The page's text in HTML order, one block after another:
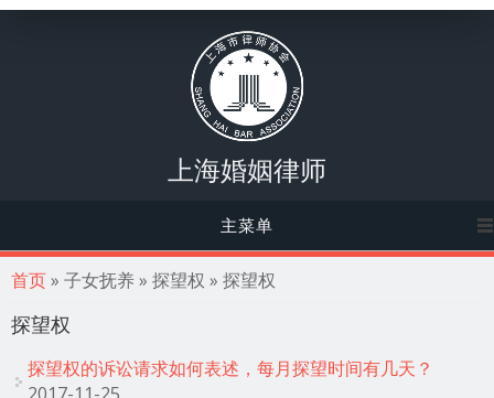
上海婚姻律师
主菜单
你在这里
首页» 子女抚养 » 探望权 » 探望权
探望权
探望权的诉讼请求如何表述，每月探望时间有几天？